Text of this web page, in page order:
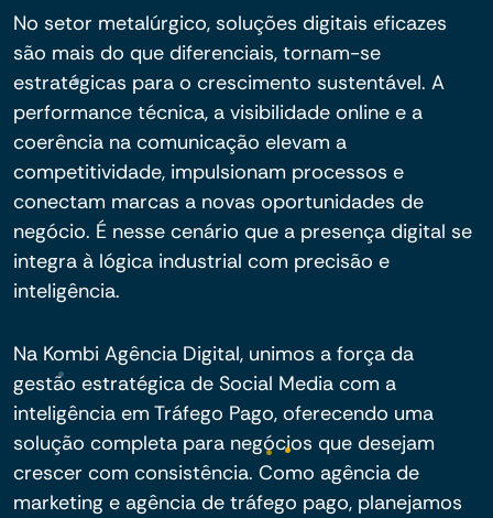
No setor metalúrgico, soluções digitais eficazes
são mais do que diferenciais, tornam-se
estratégicas para o crescimento sustentável. A
performance técnica, a visibilidade online e a
coerência na comunicação elevam a
competitividade, impulsionam processos e
conectam marcas a novas oportunidades de
negócio. É nesse cenário que a presença digital se
integra à lógica industrial com precisão e
inteligência.
Na Kombi Agência Digital, unimos a força da
gestão estratégica de Social Media com a
inteligência em Tráfego Pago, oferecendo uma
solução completa para negócios que desejam
crescer com consistência. Como agência de
marketing e agência de tráfego pago, planejamos